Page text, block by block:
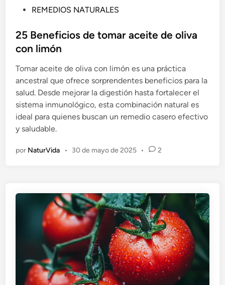
b
l
c
a
d
o
e
n
REMEDIOS NATURALES
25 Beneficios de tomar aceite de oliva
con limón
Tomar aceite de oliva con limón es una práctica
ancestral que ofrece sorprendentes beneficios para la
salud. Desde mejorar la digestión hasta fortalecer el
sistema inmunológico, esta combinación natural es
ideal para quienes buscan un remedio casero efectivo
y saludable.
por NaturVida • 30 de mayo de 2025 • 2